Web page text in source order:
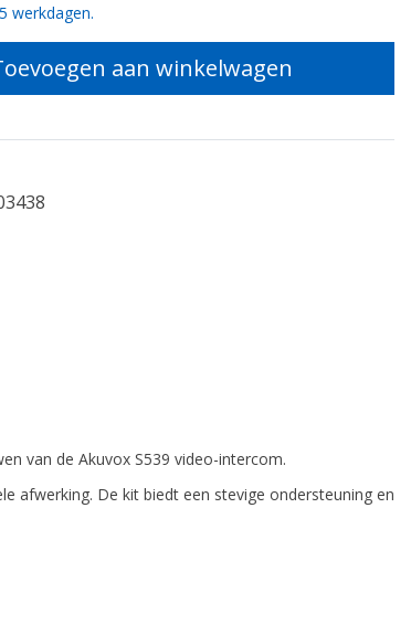
werkdagen.
aan winkelwagen
van de Akuvox S539 video-intercom.
afwerking. De kit biedt een stevige ondersteuning en